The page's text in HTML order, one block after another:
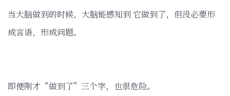
当大脑做到的时候，大脑能感知到 它做到了，但没必要形
成言语，形成问题。
即便刚才“做到了”三个字，也很危险。